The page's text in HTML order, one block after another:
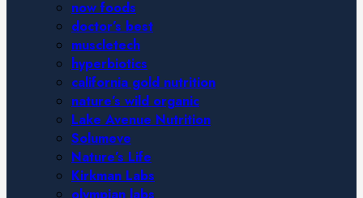
now foods
doctor’s best
muscletech
hyperbiotics
california gold nutrition
nature’s wild organic
Lake Avenue Nutrition
Solumeve
Nature’s Life
Kirkman Labs